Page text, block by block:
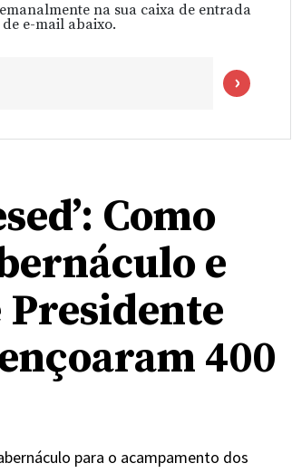
na sua caixa de entrada
e-mail abaixo.
Como
e
400
para o acampamento dos